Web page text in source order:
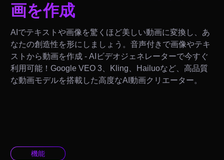
画を作成
AIでテキストや画像を驚くほど美しい動画に変換し、あ
なたの創造性を形にしましょう。音声付きで画像やテキ
ストから動画を作成 - AIビデオジェネレーターで今すぐ
利用可能！Google VEO 3、Kling、Hailuoなど、高品質
な動画モデルを搭載した高度なAI動画クリエーター。
機能